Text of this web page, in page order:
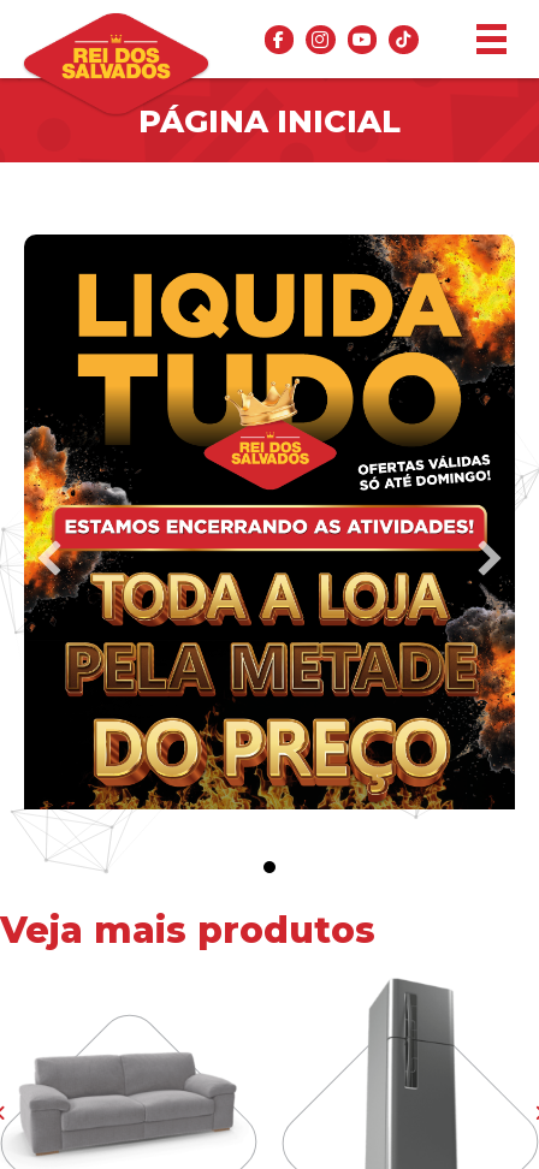
PÁGINA INICIAL
Veja mais produtos